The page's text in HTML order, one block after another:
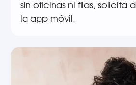
sin oficinas ni filas, solicita
la app móvil.